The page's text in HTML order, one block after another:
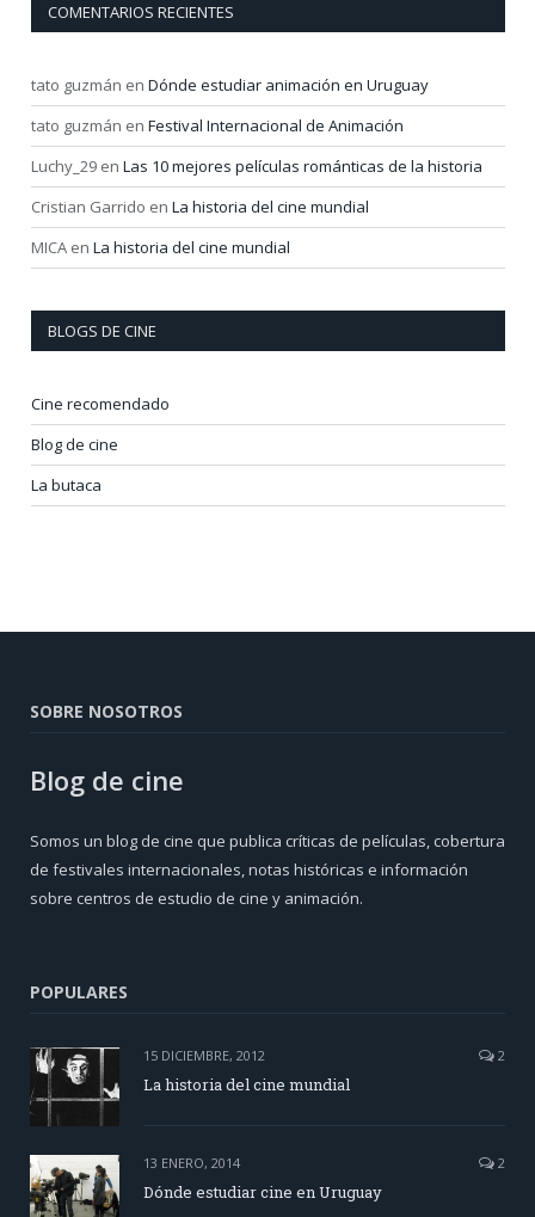
COMENTARIOS RECIENTES
tato guzmán en Dónde estudiar animación en Uruguay
tato guzmán en Festival Internacional de Animación
Luchy_29 en Las 10 mejores películas románticas de la historia
Cristian Garrido en La historia del cine mundial
MICA en La historia del cine mundial
BLOGS DE CINE
Cine recomendado
Blog de cine
La butaca
SOBRE NOSOTROS
Blog de cine
Somos un blog de cine que publica críticas de películas, cobertura
de festivales internacionales, notas históricas e información
sobre centros de estudio de cine y animación.
POPULARES
15 DICIEMBRE, 2012 2
La historia del cine mundial
13 ENERO, 2014 2
Dónde estudiar cine en Uruguay